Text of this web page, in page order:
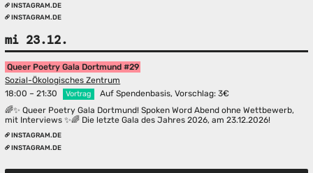
INSTAGRAM.DE
INSTAGRAM.DE
mi 23.12.
Queer Poetry Gala Dortmund #29
Sozial-Ökologisches Zentrum
18:00 – 21:30
Vortrag
Auf Spendenbasis, Vorschlag: 3€
🌈✨ Queer Poetry Gala Dortmund! Spoken Word Abend ohne Wettbewerb,
mit Interviews ✨🌈 Die letzte Gala des Jahres 2026, am 23.12.2026!
INSTAGRAM.DE
INSTAGRAM.DE